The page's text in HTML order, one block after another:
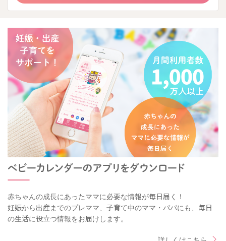
赤ちゃんの成長にあったママに必要な情報が毎日届く！
妊娠から出産までのプレママ、子育て中のママ・パパにも、毎日
の生活に役立つ情報をお届けします。